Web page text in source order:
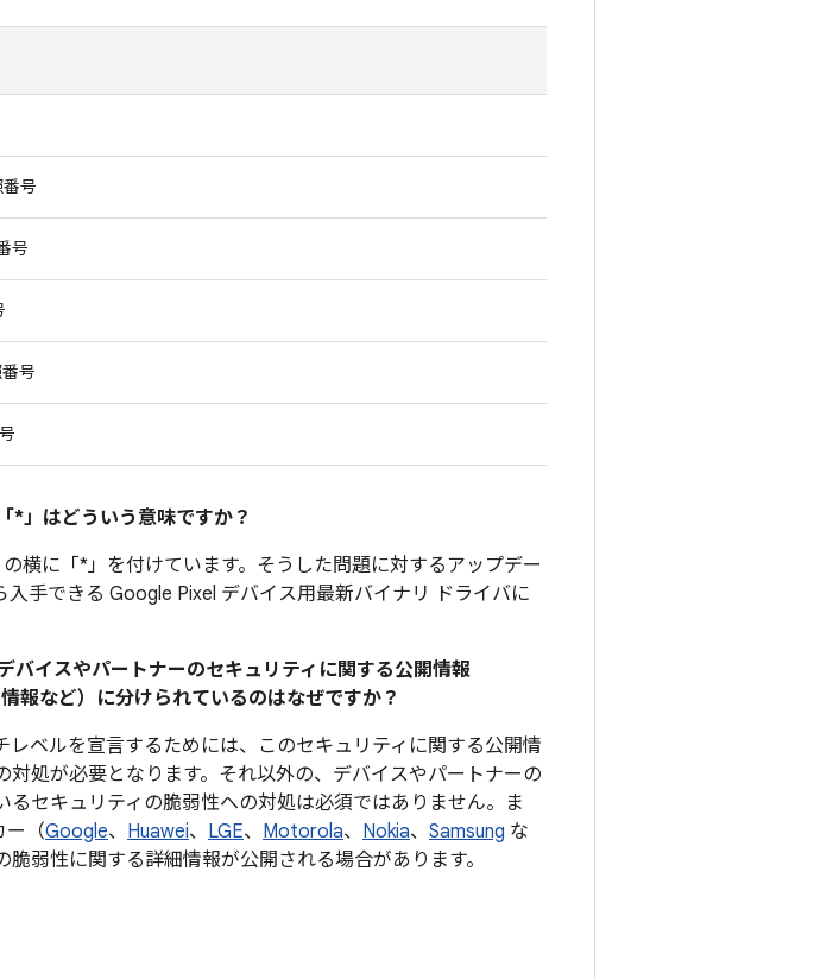
号
号
号
*」はどういう意味ですか？
横に「*」を付けています。そうした問題に対するアップデー
入手できる Google Pixel デバイス用最新バイナリ ドライバに
バイスやパートナーのセキュリティに関する公開情報
報など）に分けられているのはなぜですか？
ベルを宣言するためには、このセキュリティに関する公開情
処が必要となります。それ以外の、デバイスやパートナーの
セキュリティの脆弱性への対処は必須ではありません。ま
ー（Google、 Huawei、 LGE、 Motorola、 Nokia、 Samsung な
弱性に関する詳細情報が公開される場合があります。